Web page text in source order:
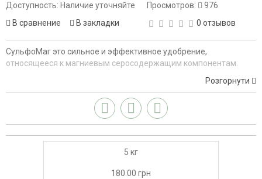
Доступность: Наличие уточняйте
В сравнение
В закладки
Просмотров:
976
0 отзывов
СульфоМаг это сильное и эффективное удобрение,
относящееся к магниевым серосодержащим компонентам.
Розгорнути
5 кг
180.00 грн